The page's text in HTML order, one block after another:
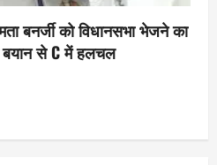
बनर्जी को विधानसभा भेजने का
से C में हलचल